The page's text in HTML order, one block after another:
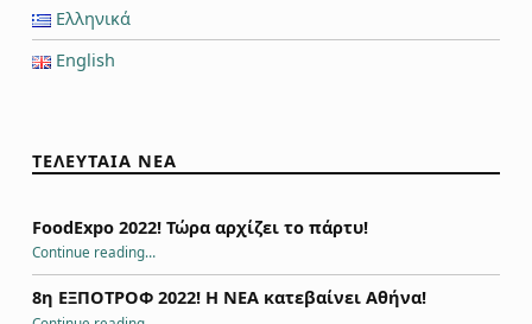
Ελληνικά
English
ΤΕΛΕΥΤΑΙΑ ΝΕΑ
FoodExpo 2022! Τώρα αρχίζει το πάρτυ!
Continue reading“FoodExpo 2022! Τώρα αρχίζει το πάρτυ!”
…
8η ΕΞΠΟΤΡΟΦ 2022! Η ΝΕΑ κατεβαίνει Αθήνα!
“8η ΕΞΠΟΤΡΟΦ 2022! Η ΝΕΑ κατεβαίνει Αθήνα!”